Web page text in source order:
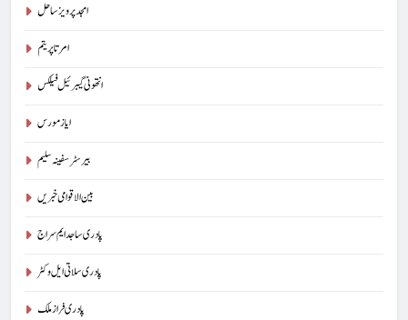
امجد پرویز ساحل
امرتا پریتم
انتھونی گیبرئیل فیلکس
ایاز مورس
بیرسٹرسفینہ سلیم
بین الاقوامی خبریں
پادری ساجد ایم سراج
پادری سلاتی ایل وکٹر
پادری فراز ملک